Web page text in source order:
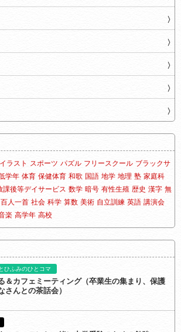
イラスト スポーツ パズル フリースクール ブラックサ
学年 体育 保健体育 和歌 国語 地学 地理 塾 家庭科
課後等デイサービス 数学 暗号 有性生殖 歴史 漢字 無
百人一首 社会 科学 算数 美術 自立訓練 英語 講演会
楽 高学年 高校
ひふみのひとコマ
＆カフェミーティング（卒業生の集まり、保護
さんとの茶話会）